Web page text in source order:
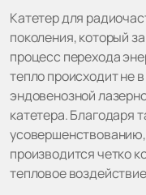
Катетер для
поколения, который
процесс перехода
тепло происходит не
эндовенозной
катетера. Благодаря
производится четко
тепловое